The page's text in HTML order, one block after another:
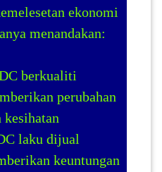
ekonomi
menandakan:
berkualiti
perubahan
kesihatan
laku dijual
keuntungan